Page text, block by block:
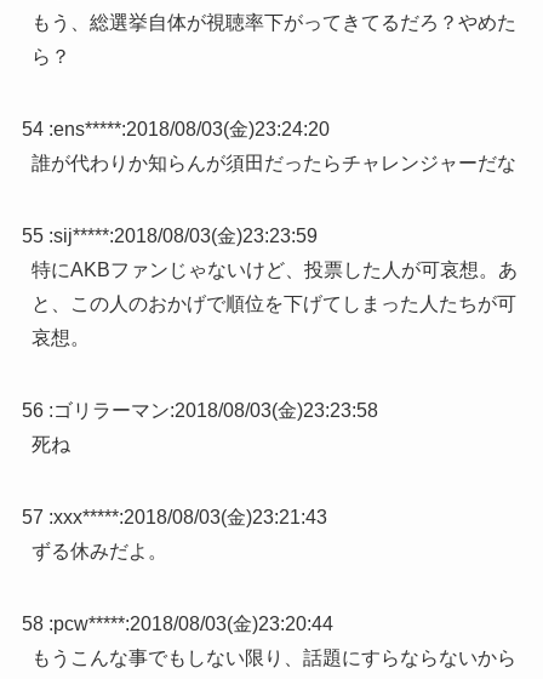
もう、総選挙自体が視聴率下がってきてるだろ？やめた
ら？
54 :ens*****:2018/08/03(金)23:24:20
誰が代わりか知らんが須田だったらチャレンジャーだな
55 :sij*****:2018/08/03(金)23:23:59
特にAKBファンじゃないけど、投票した人が可哀想。あ
と、この人のおかげで順位を下げてしまった人たちが可
哀想。
56 :ゴリラーマン:2018/08/03(金)23:23:58
死ね
57 :xxx*****:2018/08/03(金)23:21:43
ずる休みだよ。
58 :pcw*****:2018/08/03(金)23:20:44
もうこんな事でもしない限り、話題にすらならないから